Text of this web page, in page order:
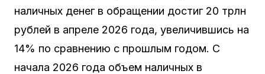
наличных денег в обращении достиг 20 трлн
рублей в апреле 2026 года, увеличившись на
14% по сравнению с прошлым годом. С
начала 2026 года объем наличных в